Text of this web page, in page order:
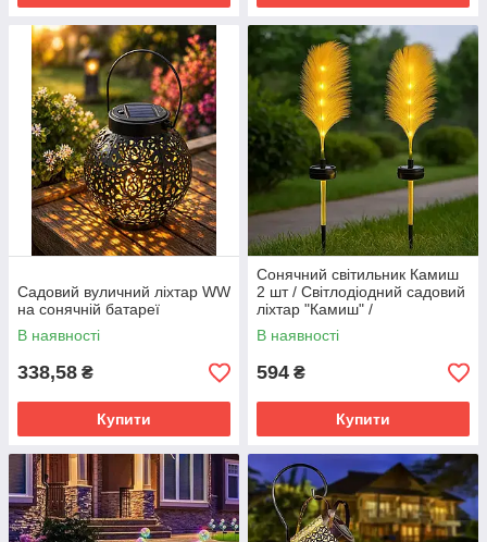
Садовий вуличний ліхтар WW
на сонячній батареї
В наявності
338,58 ₴
Купити
Сонячний світильник Камиш
2 шт / Світлодіодний садовий
ліхтар "Камиш" /
Водонепроникний садовий
світильник на сонячній
В наявності
594 ₴
Купити